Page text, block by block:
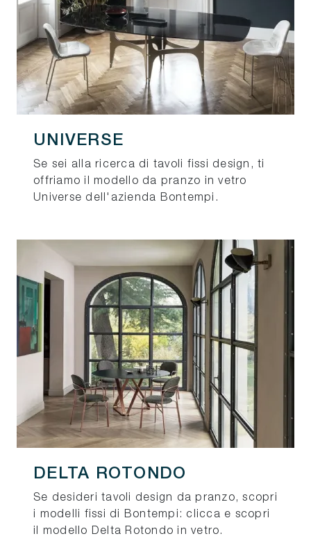
UNIVERSE
Se sei alla ricerca di tavoli fissi design, ti
offriamo il modello da pranzo in vetro
Universe dell'azienda Bontempi.
DELTA ROTONDO
Se desideri tavoli design da pranzo, scopri
i modelli fissi di Bontempi: clicca e scopri
il modello Delta Rotondo in vetro.